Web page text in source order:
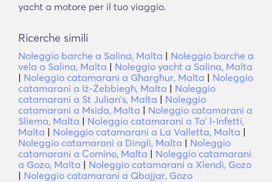
yacht a motore per il tuo viaggio.
Ricerche simili
Noleggio barche a Salina, Malta | Noleggio barche a
vela a Salina, Malta | Noleggio yacht a Salina, Malta
| Noleggio catamarani a Għargħur, Malta | Noleggio
catamarani a Iż-Żebbiegħ, Malta | Noleggio
catamarani a St Julian's, Malta | Noleggio
catamarani a Msida, Malta | Noleggio catamarani a
Sliema, Malta | Noleggio catamarani a Taʼ l-Infetti,
Malta | Noleggio catamarani a La Valletta, Malta |
Noleggio catamarani a Dingli, Malta | Noleggio
catamarani a Comino, Malta | Noleggio catamarani
a Gozo, Malta | Noleggio catamarani a Xlendi, Gozo
| Noleggio catamarani a Qbajjar, Gozo